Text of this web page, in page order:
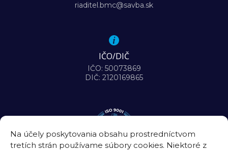
Na účely poskytovania obsahu prostredníctvom
tretích strán používame súbory cookies. Niektoré z
riaditel.bmc@savba.sk
IČO/DIČ
IČO: 50073869
DIČ: 2120169865